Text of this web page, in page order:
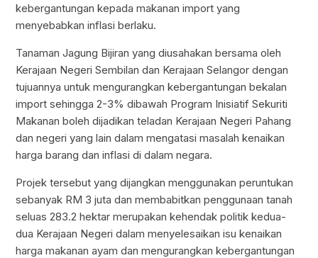
kebergantungan kepada makanan import yang
menyebabkan inflasi berlaku.
Tanaman Jagung Bijiran yang diusahakan bersama oleh
Kerajaan Negeri Sembilan dan Kerajaan Selangor dengan
tujuannya untuk mengurangkan kebergantungan bekalan
import sehingga 2-3% dibawah Program Inisiatif Sekuriti
Makanan boleh dijadikan teladan Kerajaan Negeri Pahang
dan negeri yang lain dalam mengatasi masalah kenaikan
harga barang dan inflasi di dalam negara.
Projek tersebut yang dijangkan menggunakan peruntukan
sebanyak RM 3 juta dan membabitkan penggunaan tanah
seluas 283.2 hektar merupakan kehendak politik kedua-
dua Kerajaan Negeri dalam menyelesaikan isu kenaikan
harga makanan ayam dan mengurangkan kebergantungan